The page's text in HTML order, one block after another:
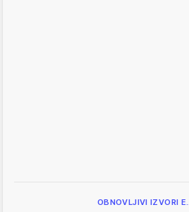
OBNOVLJIVI IZVORI E…